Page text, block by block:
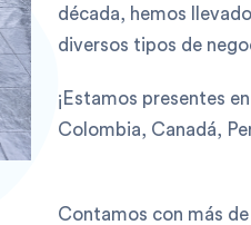
década, hemos
diversos tipos de
¡Estamos presentes
Colombia, Canadá,
Contamos con más